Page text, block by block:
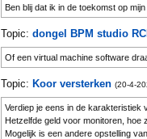
Ben blij dat ik in de toekomst op
Topic: dongel BPM studio
Of een virtual machine software
Topic: Koor versterken (20-4-
Verdiep je eens in de karakteristiek
Hetzelfde geld voor monitoren, hoe
Mogelijk is een andere opstelling